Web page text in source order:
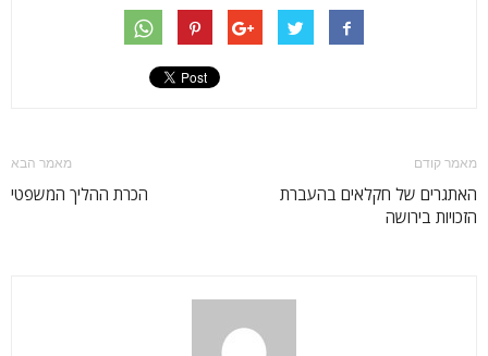
מאמר קודם
האתגרים של חקלאים בהעברת
הזכויות בירושה
מאמר הבא
הכרת ההליך המשפטי